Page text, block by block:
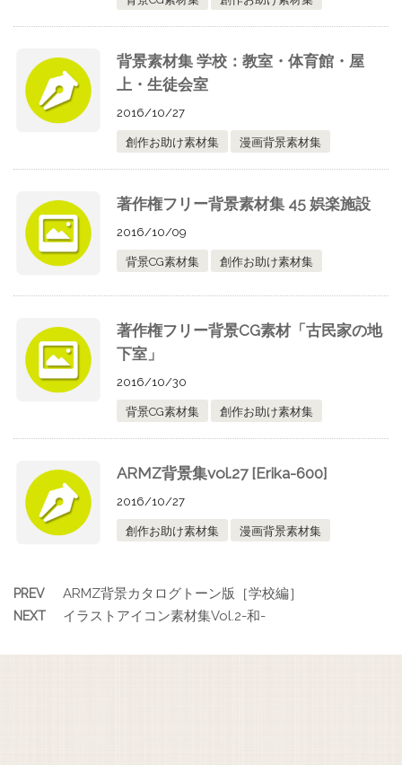
背景素材集 学校：教室・体育館・屋
上・生徒会室
2016/10/27
創作お助け素材集 漫画背景素材集
著作権フリー背景素材集 45 娯楽施設
2016/10/09
背景CG素材集 創作お助け素材集
著作権フリー背景CG素材「古民家の地
下室」
2016/10/30
背景CG素材集 創作お助け素材集
ARMZ背景集vol.27 [Erika-600]
2016/10/27
創作お助け素材集 漫画背景素材集
PREV ARMZ背景カタログトーン版［学校編］
NEXT イラストアイコン素材集Vol.2-和-